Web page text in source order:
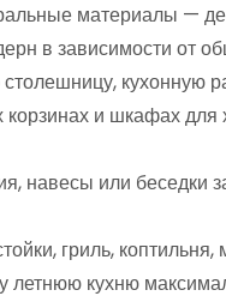
материалы —
в зависимости от
кухонную
и шкафах
навесы или беседки
гриль,
кухню